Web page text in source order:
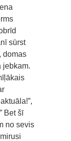
sūrst
domas
jebkam.
Bet šī
no sevis